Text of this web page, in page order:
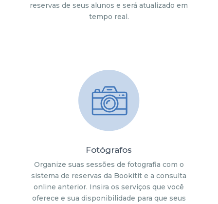
reservas de seus alunos e será atualizado em
tempo real.
Fotógrafos
Organize suas sessões de fotografia com o
sistema de reservas da Bookitit e a consulta
online anterior. Insira os serviços que você
oferece e sua disponibilidade para que seus